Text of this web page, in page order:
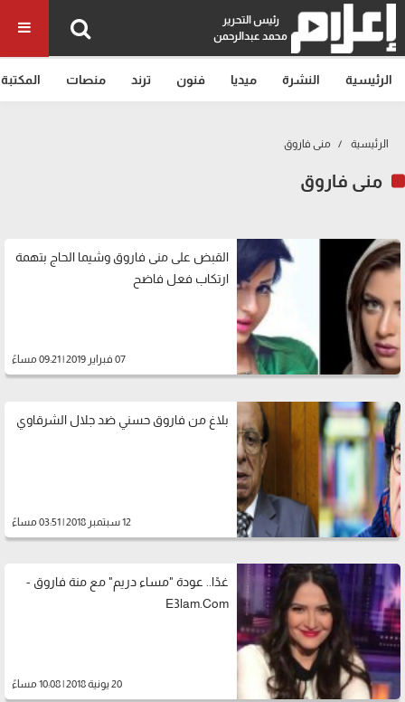
رئيس التحرير
محمد عبدالرحمن
الرئيسية النشرة ميديا فنون ترند منصات المكتبة
الرئيسية منى فاروق
منى فاروق
القبض على منى فاروق وشيما الحاج بتهمة
ارتكاب فعل فاضح
07 فبراير 2019 | 09:21 مساءً
بلاغ من فاروق حسني ضد جلال الشرقاوي
12 سبتمبر 2018 | 03:51 مساءً
غدًا.. عودة "مساء دريم" مع منة فاروق -
E3lam.Com
20 يونية 2018 | 10:08 مساءً